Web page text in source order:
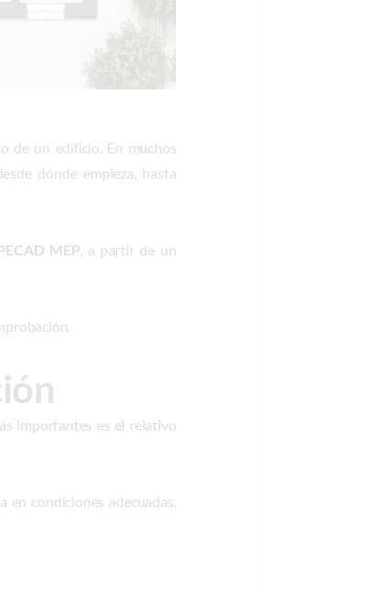
de un edificio. En muchos
dónde empieza, hasta
MEP, a partir de un
importantes es el relativo
condiciones adecuadas.